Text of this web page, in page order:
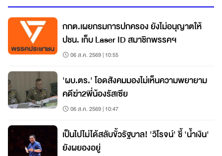
กกต.เผยกรมการปกครอง ยังไม่อนุญาตให้
ปชน. เก็บ Laser ID สมาชิกพรรคฯ
06 ส.ค. 2569 | 10:55
'ผบ.ตร.' โอดสังคมมองไม่เห็นความพยายาม
คดีฆ่า2พี่น้องรัสเซีย
06 ส.ค. 2569 | 10:47
เป็นไปไม่ได้สลับขั้วรัฐบาล! 'วิโรจน์' ชี้ 'น้ำเงิน'
ยังผยองอยู่